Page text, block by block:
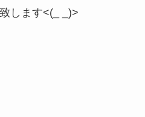
します<(_ _)>